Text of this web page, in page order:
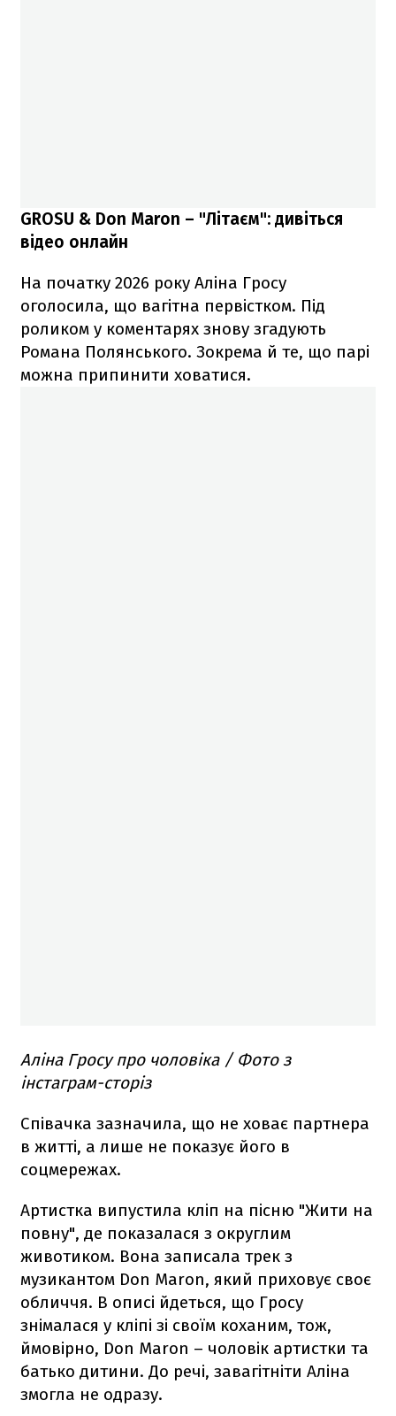
GROSU & Don Maron – "Літаєм": дивіться
відео онлайн
На початку 2026 року Аліна Гросу
оголосила, що вагітна первістком. Під
роликом у коментарях знову згадують
Романа Полянського. Зокрема й те, що парі
можна припинити ховатися.
Аліна Гросу про чоловіка / Фото з
інстаграм-сторіз
Співачка зазначила, що не ховає партнера
в житті, а лише не показує його в
соцмережах.
Артистка випустила кліп на пісню "Жити на
повну", де показалася з округлим
животиком. Вона записала трек з
музикантом Don Maron, який приховує своє
обличчя. В описі йдеться, що Гросу
знімалася у кліпі зі своїм коханим, тож,
ймовірно, Don Maron – чоловік артистки та
батько дитини. До речі, завагітніти Аліна
змогла не одразу.